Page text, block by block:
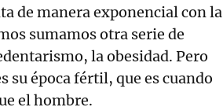
de manera exponencial con la
sumamos otra serie de
la obesidad. Pero
su época fértil, que es cuando
el hombre.